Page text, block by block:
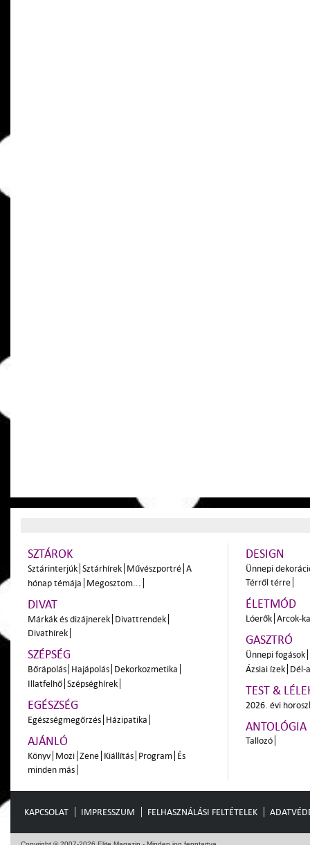
SZTÁROK
Sztárinterjúk Sztárhírek Művészportré A
hónap témája Megosztom...
DIVAT
Márkák és dizájnerek Divattrendek
Divathírek
SZÉPSÉG
Bőrápolás Hajápolás Dekorkozmetika
Illatfelhő Szépséghírek
EGÉSZSÉG
Egészségmegőrzés Házipatika
AJÁNLÓ
Könyv Mozi Zene Kiállítás Program És
minden más
DESIGN
Ünnepi
Térről térre
ÉLETMÓD
Lóerők Arcok-
GASZTRÓ
Ünnepi fogások
Ázsiai ízek Dél-
TEST &
2026. évi
ANTOLÓGIA
Tallozó
KAPCSOLAT IMPRESSZUM FELHASZNÁLÁSI FELTÉTELEK